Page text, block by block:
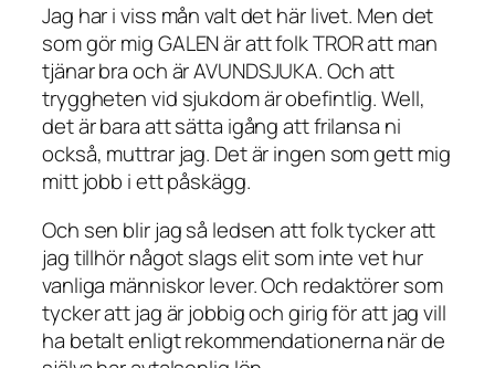
Jag har i viss mån valt det här livet. Men det
som gör mig GALEN är att folk TROR att man
tjänar bra och är AVUNDSJUKA. Och att
tryggheten vid sjukdom är obefintlig. Well,
det är bara att sätta igång att frilansa ni
också, muttrar jag. Det är ingen som gett mig
mitt jobb i ett påskägg.
Och sen blir jag så ledsen att folk tycker att
jag tillhör något slags elit som inte vet hur
vanliga människor lever. Och redaktörer som
tycker att jag är jobbig och girig för att jag vill
ha betalt enligt rekommendationerna när de